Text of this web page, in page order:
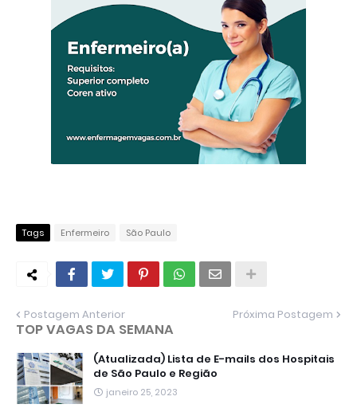
Tags Enfermeiro São Paulo
Postagem Anterior Próxima Postagem
TOP VAGAS DA SEMANA
(Atualizada) Lista de E-mails dos Hospitais
de São Paulo e Região
janeiro 25, 2023